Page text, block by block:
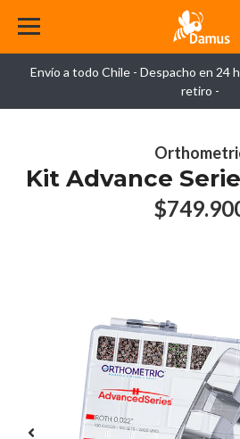
Envío a todo Chile - Despacho en 24
retiro -
Kit Advance